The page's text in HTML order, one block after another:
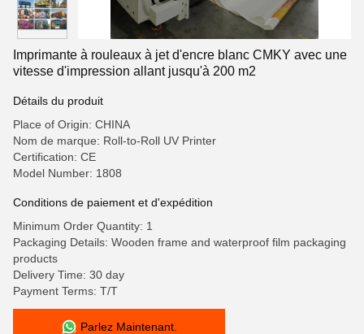
Imprimante à rouleaux à jet d'encre blanc CMKY avec une
vitesse d'impression allant jusqu'à 200 m2
Détails du produit
Place of Origin: CHINA
Nom de marque: Roll-to-Roll UV Printer
Certification: CE
Model Number: 1808
Conditions de paiement et d'expédition
Minimum Order Quantity: 1
Packaging Details: Wooden frame and waterproof film packaging
products
Delivery Time: 30 day
Payment Terms: T/T
Parlez Maintenant.